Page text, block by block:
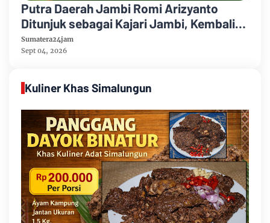
Putra Daerah Jambi Romi Arizyanto
Ditunjuk sebagai Kajari Jambi, Kembali
Mengabdi di Tanah Kelahiran
Sumatera24jam
Sept 04, 2026
Kuliner Khas Simalungun